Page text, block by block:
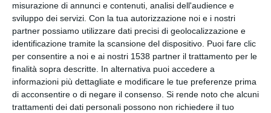
misurazione di annunci e contenuti, analisi dell'audience e
sviluppo dei servizi. Con la tua autorizzazione noi e i nostri
partner possiamo utilizzare dati precisi di geolocalizzazione e
identificazione tramite la scansione del dispositivo. Puoi fare clic
per consentire a noi e ai nostri 1538 partner il trattamento per le
finalità sopra descritte. In alternativa puoi accedere a
informazioni più dettagliate e modificare le tue preferenze prima
di acconsentire o di negare il consenso. Si rende noto che alcuni
trattamenti dei dati personali possono non richiedere il tuo
INVIA QUESTA CARTOLINA
via Email (GRATUITO)